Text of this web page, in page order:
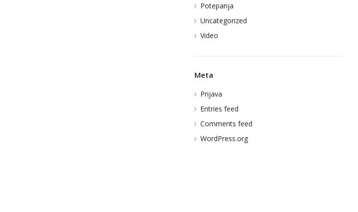
Potepanja
Uncategorized
Video
Meta
Prijava
Entries feed
Comments feed
WordPress.org